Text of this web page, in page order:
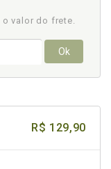
o valor do frete.
Ok
R$ 129,90